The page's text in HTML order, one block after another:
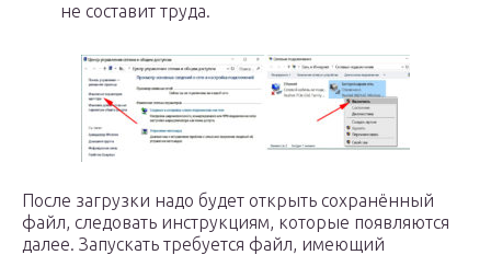
не составит труда.
После загрузки надо будет открыть сохранённый
файл, следовать инструкциям, которые появляются
далее. Запускать требуется файл, имеющий